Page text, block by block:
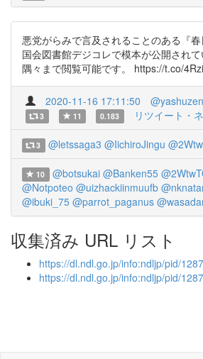
悪党がらみで言及されることのある『
国会図書館デジコレで模本が公開されて
隅々まで閲覧可能です。 https://t.co/
2020-11-16 17:11:50
3 11 0.183 リツイート・
3 @letssaga3 @IichiroJingu
10 @botsukai @Banken55
@Notpoteo @uizhackiinmuufb
@ibuki_75 @parrot_paganus
収集済み URL リスト
https://dl.ndl.go.jp/info:ndljp/pid/
https://dl.ndl.go.jp/info:ndljp/pid/